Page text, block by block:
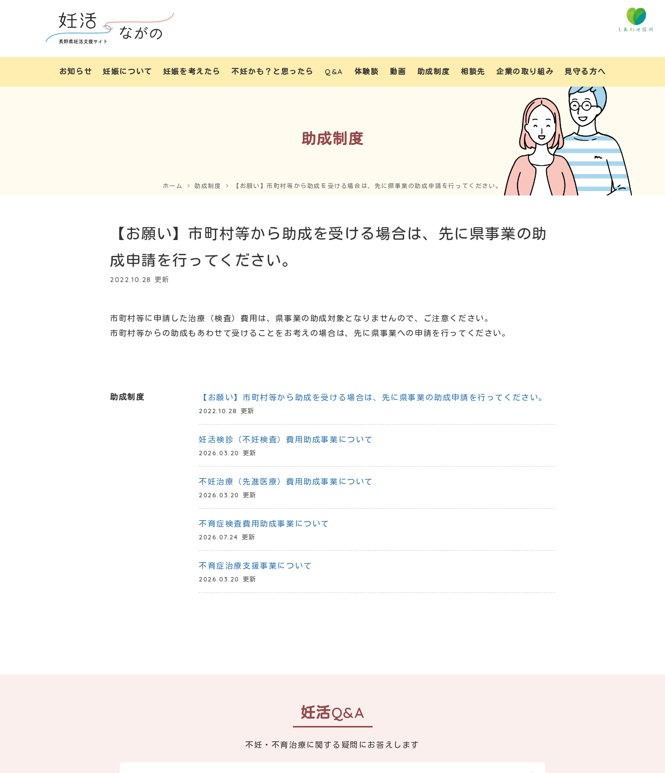
お知らせ 妊娠について 妊娠を考えたら 不妊かも？と思ったら Q&A 体験談 動画 助成制度 相談先 企業の取り組み 見守る方へ
助成制度
ホーム 助成制度 【お願い】市町村等から助成を受ける場合は、先に県事業の助成申請を行ってください。
【お願い】市町村等から助成を受ける場合は、先に県事業の助
成申請を行ってください。
2022.10.28 更新
市町村等に申請した治療（検査）費用は、県事業の助成対象となりませんので、ご注意ください。
市町村等からの助成もあわせて受けることをお考えの場合は、先に県事業への申請を行ってください。
助成制度 【お願い】市町村等から助成を受ける場合は、先に県事業の助成申請を行ってください。
2022.10.28 更新
妊活検診（不妊検査）費用助成事業について
2026.03.20 更新
不妊治療（先進医療）費用助成事業について
2026.03.20 更新
不育症検査費用助成事業について
2026.07.24 更新
不育症治療支援事業について
2026.03.20 更新
妊活Q&A
不妊・不育治療に関する疑問に お答えします